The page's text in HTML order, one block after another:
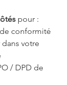
pour :
conformité
votre
/ DPD de